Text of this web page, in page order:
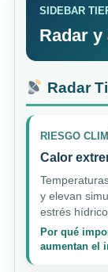
SIDEBAR
Radar y
Radar
RIESGO
Calor
y elevan
estrés
Por qué
aumentan el